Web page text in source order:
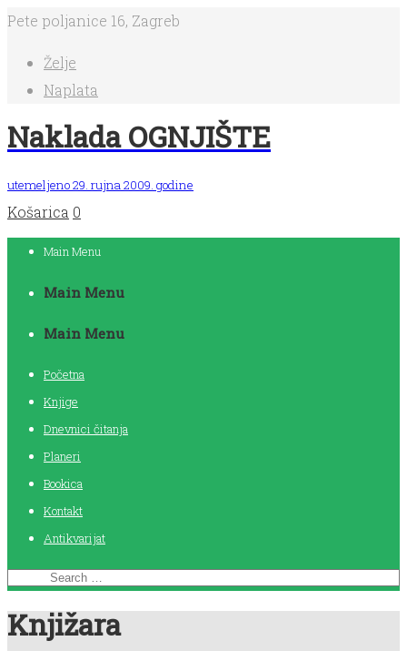
Pete poljanice 16, Zagreb
Želje
Naplata
Naklada OGNJIŠTE
utemeljeno 29. rujna 2009. godine
Košarica 0
Main Menu
Main Menu
Main Menu
Početna
Knjige
Dnevnici čitanja
Planeri
Bookica
Kontakt
Antikvarijat
Knjižara